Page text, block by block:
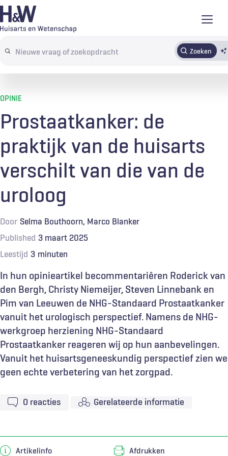
Overslaan
en
de Search
terms
Zoeken
AbonnerenTijdschrift Inloggen
OPINIE
Prostaatkanker: de
praktijk van de huisarts
verschilt van die van de
uroloog
Door Selma Bouthoorn Marco Blanker
Published 3 maart 2025
Leestijd 3 minuten
In hun opinieartikel becommentariëren Roderick van
den Bergh, Christy Niemeijer, Steven Linnebank en
Pim van Leeuwen de NHG-Standaard Prostaatkanker
vanuit het urologisch perspectief. Namens de NHG-
werkgroep herziening NHG-Standaard
Prostaatkanker reageren wij op hun aanbevelingen.
Vanuit het huisartsgeneeskundig perspectief zien we
geen echte verbetering van het zorgpad.
0 reacties Gerelateerde informatie
Artikelinfo
Afdrukken